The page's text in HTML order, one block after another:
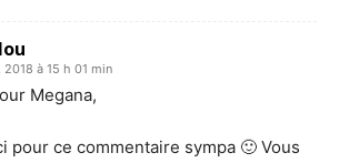
2018 à 15 h 01 min
Megana,
pour ce commentaire sympa 🙂 Vous